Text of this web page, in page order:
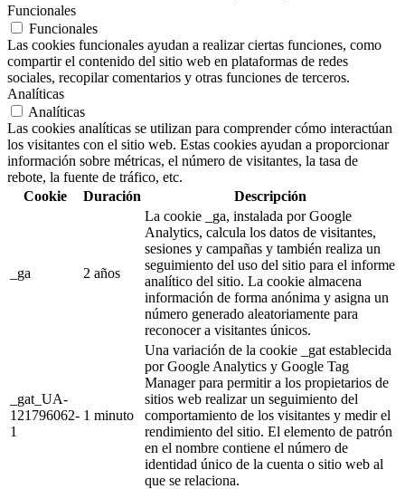
Funcionales
Funcionales
Las cookies funcionales ayudan a realizar ciertas funciones, como
compartir el contenido del sitio web en plataformas de redes
sociales, recopilar comentarios y otras funciones de terceros.
Analíticas
Analíticas
Las cookies analíticas se utilizan para comprender cómo interactúan
los visitantes con el sitio web. Estas cookies ayudan a proporcionar
información sobre métricas, el número de visitantes, la tasa de
rebote, la fuente de tráfico, etc.
Cookie
Duración Descripción
_ga 2 años
La cookie _ga, instalada por Google
Analytics, calcula los datos de visitantes,
sesiones y campañas y también realiza un
seguimiento del uso del sitio para el informe
analítico del sitio. La cookie almacena
información de forma anónima y asigna un
número generado aleatoriamente para
reconocer a visitantes únicos.
_gat_UA-
121796062-
1
1 minuto
Una variación de la cookie _gat establecida
por Google Analytics y Google Tag
Manager para permitir a los propietarios de
sitios web realizar un seguimiento del
comportamiento de los visitantes y medir el
rendimiento del sitio. El elemento de patrón
en el nombre contiene el número de
identidad único de la cuenta o sitio web al
que se relaciona.